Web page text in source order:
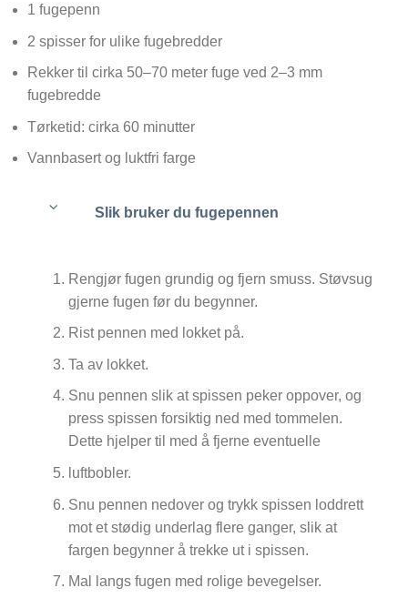
1 fugepenn
2 spisser for ulike fugebredder
Rekker til cirka 50–70 meter fuge ved 2–3 mm
fugebredde
Tørketid: cirka 60 minutter
Vannbasert og luktfri farge
Slik bruker du fugepennen
Rengjør fugen grundig og fjern smuss. Støvsug
gjerne fugen før du begynner.
Rist pennen med lokket på.
Ta av lokket.
Snu pennen slik at spissen peker oppover, og
press spissen forsiktig ned med tommelen.
Dette hjelper til med å fjerne eventuelle
luftbobler.
Snu pennen nedover og trykk spissen loddrett
mot et stødig underlag flere ganger, slik at
fargen begynner å trekke ut i spissen.
Mal langs fugen med rolige bevegelser.